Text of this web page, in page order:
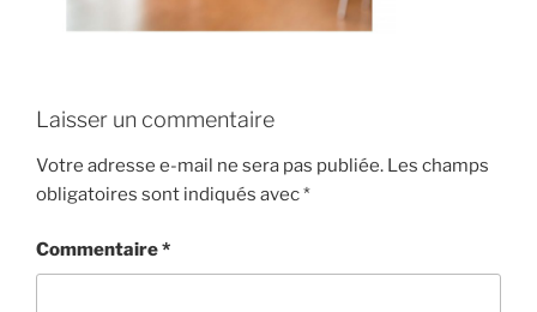
Laisser un commentaire
Votre adresse e-mail ne sera pas publiée. Les champs
obligatoires sont indiqués avec*
Commentaire*